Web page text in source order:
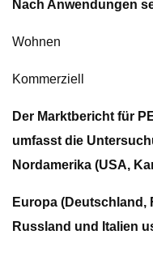
Nach Anwendungen
Wohnen
Kommerziell
Der Marktbericht für
umfasst die
Nordamerika (USA,
Europa (Deutschland,
Russland und Italien